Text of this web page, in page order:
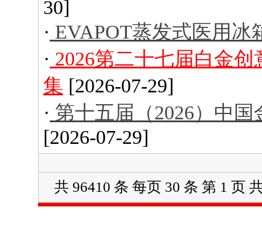
30]
· EVAPOT蒸发式医用冰
· 2026第二十七届白金
集 [2026-07-29]
· 第十五届（2026）中
[2026-07-29]
共 96410 条 每页 30 条 第 1 页